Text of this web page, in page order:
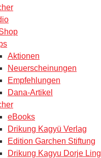
Aktionen
Neuerscheinungen
Empfehlungen
Dana-Artikel
eBooks
Drikung Kagyü Verlag
Edition Garchen Stiftung
Drikung Kagyu Dorje Ling